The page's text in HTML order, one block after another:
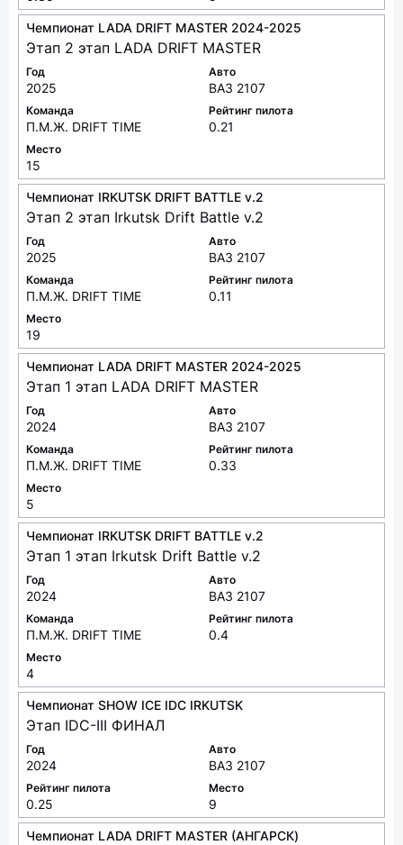
Чемпионат LADA DRIFT MASTER 2024-2025
Этап 2 этап LADA DRIFT MASTER
Год
2025
Авто
ВАЗ 2107
Команда
П.М.Ж. DRIFT TIME
Рейтинг пилота
0.21
Место
15
Чемпионат IRKUTSK DRIFT BATTLE v.2
Этап 2 этап Irkutsk Drift Battle v.2
Год
2025
Авто
ВАЗ 2107
Команда
П.М.Ж. DRIFT TIME
Рейтинг пилота
0.11
Место
19
Чемпионат LADA DRIFT MASTER 2024-2025
Этап 1 этап LADA DRIFT MASTER
Год
2024
Авто
ВАЗ 2107
Команда
П.М.Ж. DRIFT TIME
Рейтинг пилота
0.33
Место
5
Чемпионат IRKUTSK DRIFT BATTLE v.2
Этап 1 этап Irkutsk Drift Battle v.2
Год
2024
Авто
ВАЗ 2107
Команда
П.М.Ж. DRIFT TIME
Рейтинг пилота
0.4
Место
4
Чемпионат SHOW ICE IDC IRKUTSK
Этап IDC-III ФИНАЛ
Год
2024
Авто
ВАЗ 2107
Рейтинг пилота
0.25
Место
9
Чемпионат LADA DRIFT MASTER (АНГАРСК)